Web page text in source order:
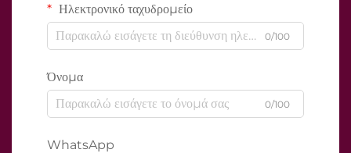
Ηλεκτρονικό ταχυδρομείο
0/100
Όνομα
0/100
WhatsApp